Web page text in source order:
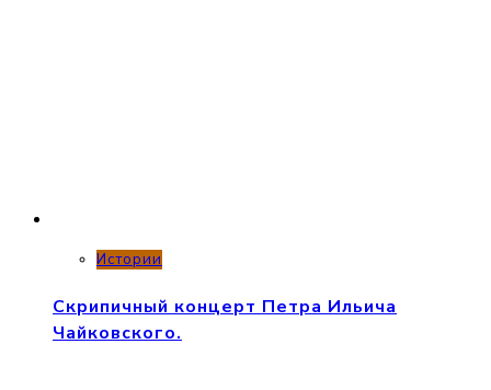
Истории
Скрипичный концерт Петра Ильича
Чайковского.